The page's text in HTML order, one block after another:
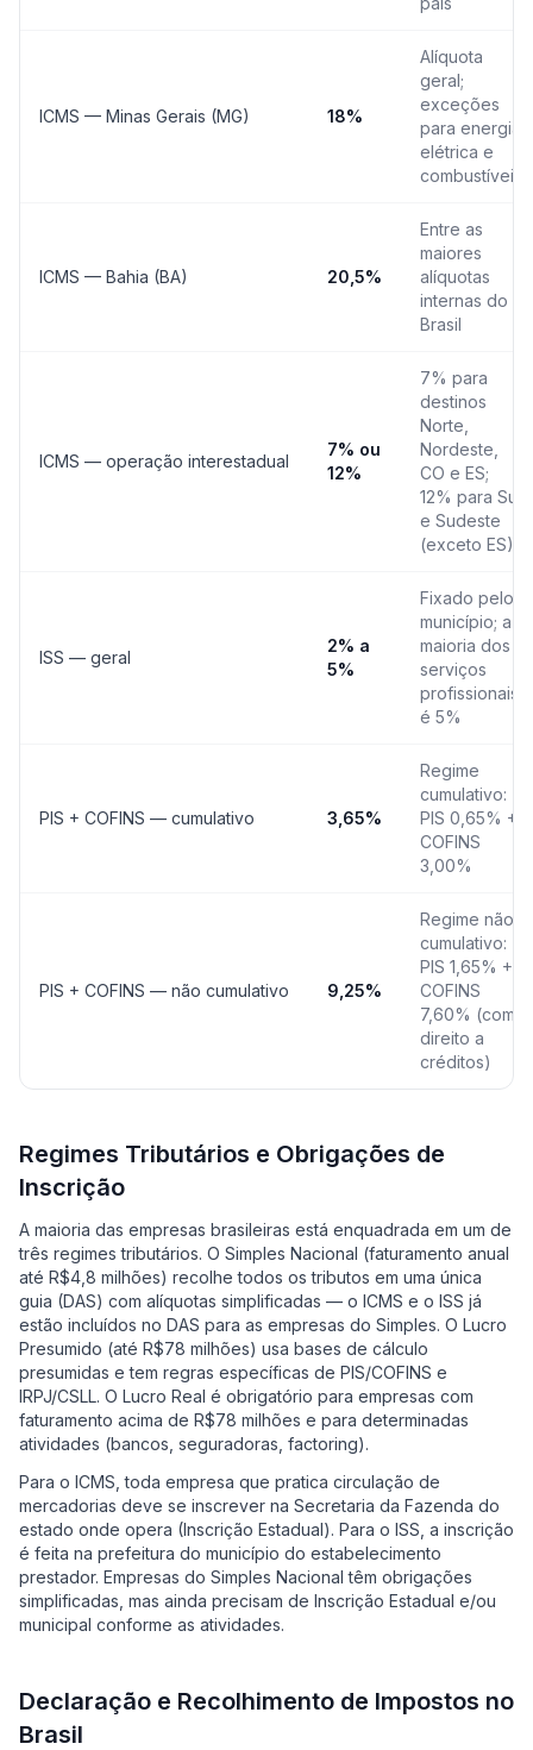
ICMS — Minas Gerais (MG) 18%
Alíquota
geral;
exceções
para energia
elétrica e
combustíveis
ICMS — Bahia (BA) 20,5%
Entre as
maiores
alíquotas
internas do
Brasil
ICMS — operação interestadual
7% ou
12%
7% para
destinos
Norte,
Nordeste,
CO e ES;
12% para Sul
e Sudeste
(exceto ES)
ISS — geral
2% a
5%
Fixado pelo
município; a
maioria dos
serviços
profissionais
é 5%
PIS + COFINS — cumulativo 3,65%
Regime
cumulativo:
PIS 0,65% +
COFINS
3,00%
PIS + COFINS — não cumulativo 9,25%
Regime não
cumulativo:
PIS 1,65% +
COFINS
7,60% (com
direito a
créditos)
Regimes Tributários e Obrigações de
Inscrição
A maioria das empresas brasileiras está enquadrada em um de
três regimes tributários. O Simples Nacional (faturamento anual
até R$4,8 milhões) recolhe todos os tributos em uma única
guia (DAS) com alíquotas simplificadas — o ICMS e o ISS já
estão incluídos no DAS para as empresas do Simples. O Lucro
Presumido (até R$78 milhões) usa bases de cálculo
presumidas e tem regras específicas de PIS/COFINS e
IRPJ/CSLL. O Lucro Real é obrigatório para empresas com
faturamento acima de R$78 milhões e para determinadas
atividades (bancos, seguradoras, factoring).
Para o ICMS, toda empresa que pratica circulação de
mercadorias deve se inscrever na Secretaria da Fazenda do
estado onde opera (Inscrição Estadual). Para o ISS, a inscrição
é feita na prefeitura do município do estabelecimento
prestador. Empresas do Simples Nacional têm obrigações
simplificadas, mas ainda precisam de Inscrição Estadual e/ou
municipal conforme as atividades.
Declaração e Recolhimento de Impostos no
Brasil